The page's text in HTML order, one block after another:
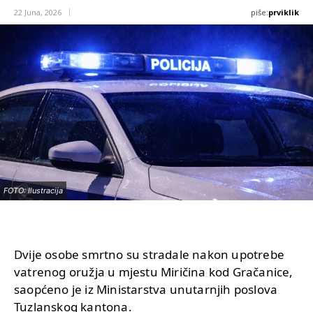
22 Juna, 2026 piše:prviklik
FOTO: Ilustracija
Dvije osobe smrtno su stradale nakon upotrebe
vatrenog oružja u mjestu Miričina kod Gračanice,
saopćeno je iz Ministarstva unutarnjih poslova
Tuzlanskog kantona.